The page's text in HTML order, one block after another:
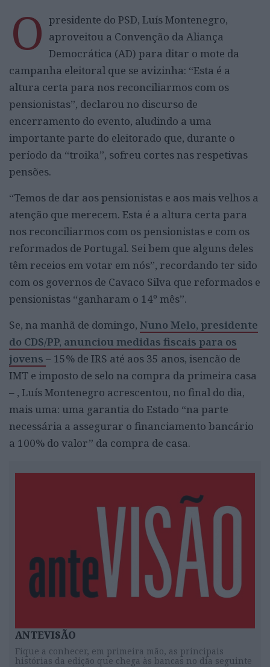
O presidente do PSD, Luís Montenegro,
aproveitou a Convenção da Aliança
Democrática (AD) para ditar o mote da
campanha eleitoral que se avizinha: “Esta é a
altura certa para nos reconciliarmos com os
pensionistas”, declarou no discurso de
encerramento do evento, aludindo a uma
importante parte do eleitorado que, durante o
período da “troika”, sofreu cortes nas respetivas
pensões.
“Temos de dar aos pensionistas e aos mais velhos a
atenção que merecem. Esta é a altura certa para
nos reconciliarmos com os pensionistas e com os
reformados de Portugal. Sei bem que alguns deles
têm receios em votar em nós”, recordando ter sido
com os governos de Cavaco Silva que reformados e
pensionistas “ganharam o 14º mês”.
Se, na manhã de domingo, Nuno Melo, presidente
do CDS/PP, anunciou medidas fiscais para os
jovens – 15% de IRS até aos 35 anos, isencão de
IMT e imposto de selo na compra da primeira casa
– , Luís Montenegro acrescentou, no final do dia,
mais uma: uma garantia do Estado “na parte
necessária a assegurar o financiamento bancário
a 100% do valor” da compra de casa.
ANTEVISÃO
Fique a conhecer, em primeira mão, as principais
histórias da edição que chega às bancas no dia seguinte